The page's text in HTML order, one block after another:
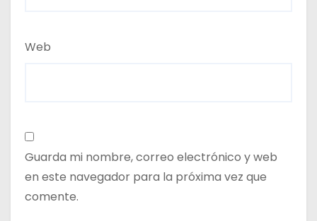
Web
Guarda mi nombre, correo electrónico y web
en este navegador para la próxima vez que
comente.